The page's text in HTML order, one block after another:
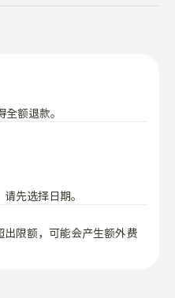
额退款。
先选择日期。
限额，可能会产生额外费